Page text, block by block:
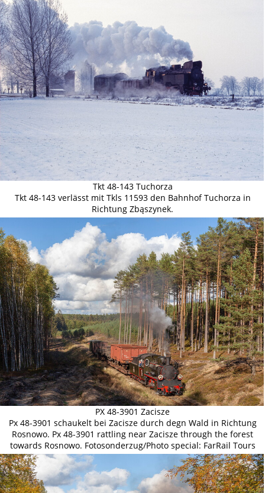
Tkt 48-143 Tuchorza
Tkt 48-143 verlässt mit Tkls 11593 den Bahnhof Tuchorza in
Richtung Zbąszynek.
PX 48-3901 Zacisze
Px 48-3901 schaukelt bei Zacisze durch degn Wald in Richtung
Rosnowo. Px 48-3901 rattling near Zacisze through the forest
towards Rosnowo. Fotosonderzug/Photo special: FarRail Tours